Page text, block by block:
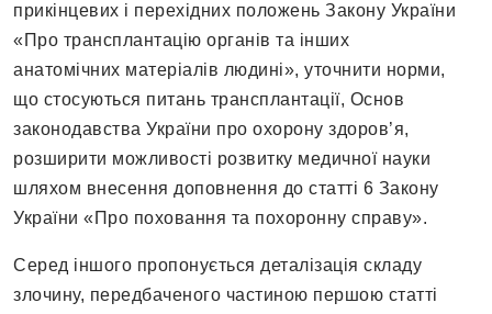
прикінцевих і перехідних положень Закону України
«Про трансплантацію органів та інших
анатомічних матеріалів людині», уточнити норми,
що стосуються питань трансплантації, Основ
законодавства України про охорону здоров’я,
розширити можливості розвитку медичної науки
шляхом внесення доповнення до статті 6 Закону
України «Про поховання та похоронну справу».
Серед іншого пропонується деталізація складу
злочину, передбаченого частиною першою статті